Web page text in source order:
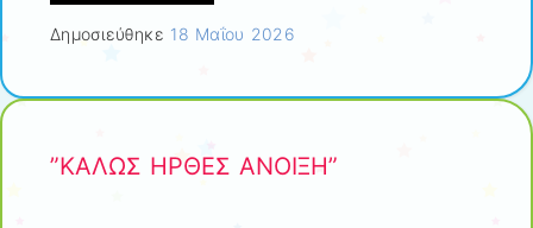
Δημοσιεύθηκε 18 Μαΐου 2026
”ΚΑΛΩΣ ΗΡΘΕΣ ΑΝΟΙΞΗ”